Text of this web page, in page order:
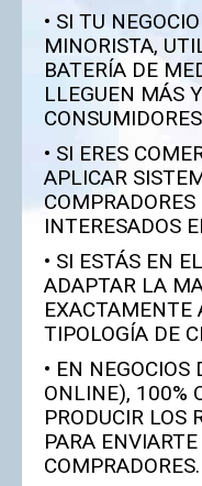
• SI TU
MINORISTA,
BATERÍA DE
LLEGUEN MÁS
• SI ERES
APLICAR
INTERESADOS
• SI ESTÁS EN
ADAPTAR LA
EXACTAMENTE
TIPOLOGÍA DE
• EN
ONLINE), 100%
PRODUCIR LOS
PARA
COMPRADORES.